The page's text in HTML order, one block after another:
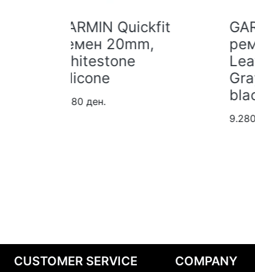
GARMIN Quickfit
ремен 20mm,
Leather Shale
Gray, parts in
black
CUSTOMER SERVICE COMPANY